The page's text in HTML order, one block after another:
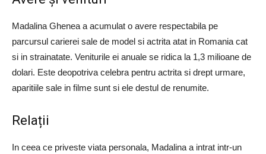
Madalina Ghenea a acumulat o avere respectabila pe
parcursul carierei sale de model si actrita atat in Romania cat
si in strainatate. Veniturile ei anuale se ridica la 1,3 milioane de
dolari. Este deopotriva celebra pentru actrita si drept urmare,
aparitiile sale in filme sunt si ele destul de renumite.
Relații
In ceea ce priveste viata personala, Madalina a intrat intr-un